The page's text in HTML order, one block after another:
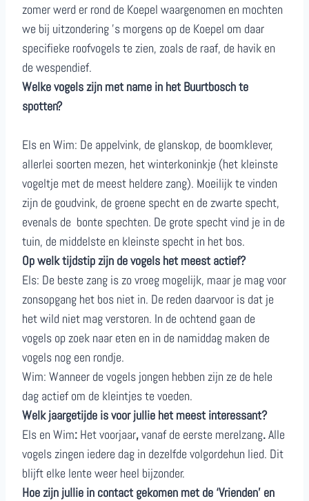
zomer werd er rond de Koepel waargenomen en mochten
we bij uitzondering ’s morgens op de Koepel om daar
specifieke roofvogels te zien, zoals de raaf, de havik en
de wespendief.
Welke vogels zijn met name in het Buurtbosch te
spotten?
Els en Wim: De appelvink, de glanskop, de boomklever,
allerlei soorten mezen, het winterkoninkje (het kleinste
vogeltje met de meest heldere zang). Moeilijk te vinden
zijn de goudvink, de groene specht en de zwarte specht,
evenals de bonte spechten. De grote specht vind je in de
tuin, de middelste en kleinste specht in het bos.
Op welk tijdstip zijn de vogels het meest actief?
Els: De beste zang is zo vroeg mogelijk, maar je mag voor
zonsopgang het bos niet in. De reden daarvoor is dat je
het wild niet mag verstoren. In de ochtend gaan de
vogels op zoek naar eten en in de namiddag maken de
vogels nog een rondje.
Wim: Wanneer de vogels jongen hebben zijn ze de hele
dag actief om de kleintjes te voeden.
Welk jaargetijde is voor jullie het meest interessant?
Els en Wim: Het voorjaar,vanaf de eerste merelzang.Alle
vogels zingen iedere dag in dezelfde volgordehun lied. Dit
blijft elke lente weer heel bijzonder.
Hoe zijn jullie in contact gekomen met de ‘Vrienden’ en